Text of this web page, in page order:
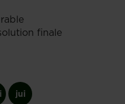
finale
jui